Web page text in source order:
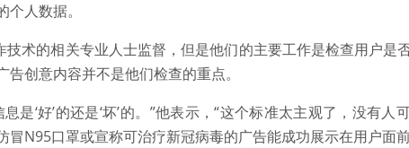
人数据。
术的相关专业人士监督，但是他们的主要工作是检查用户是
创意内容并不是他们检查的重点。
是‘好’的还是‘坏’的。”他表示，“这个标准太主观了，没有人
冒N95口罩或宣称可治疗新冠病毒的广告能成功展示在用户面